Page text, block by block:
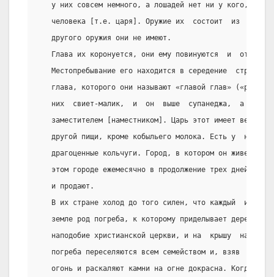
у них совсем немного, а лошадей нет ни у кого,
человека [т.е. царя]. Оружие их  состоит  из
   другого оружия они не имеют.
Глава их коронуется, они ему повинуются  и  от
Местопребывание его находится в середение  страны
глава, которого они называют «главой глав» («ра’ис
них  свиет-малик,  и  он  выше  супанеджа,  а
заместителем [наместником]. Царь этот имеет
другой пищи, кроме кобыльего молока. Есть у  него
драгоценные кольчуги. Город, в котором он живет,
этом городе ежемесячно в продолжение трех дней
   и продают.
В их стране холод до того силен, что каждый  из
земле род погреба, к которому приделывает
наподобие христианской церкви, и на  крышу
погреба переселяются всем семейством и, взяв  дров
огонь и раскаляют камни на огне докрасна. Когда же